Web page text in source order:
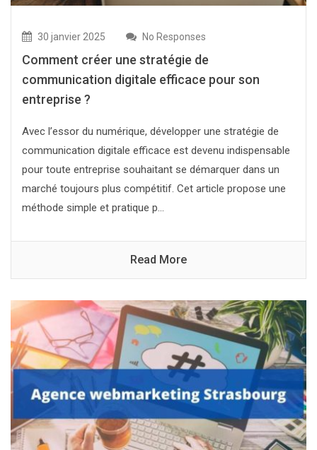
30 janvier 2025 No Responses
Comment créer une stratégie de
communication digitale efficace pour son
entreprise ?
Avec l’essor du numérique, développer une stratégie de
communication digitale efficace est devenu indispensable
pour toute entreprise souhaitant se démarquer dans un
marché toujours plus compétitif. Cet article propose une
méthode simple et pratique p...
Read More